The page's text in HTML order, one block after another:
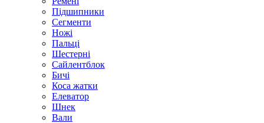
Підшипники
Сегменти
Ножі
Пальці
Шестерні
Сайлентблок
Бичі
Коса жатки
Елеватор
Шнек
Вали